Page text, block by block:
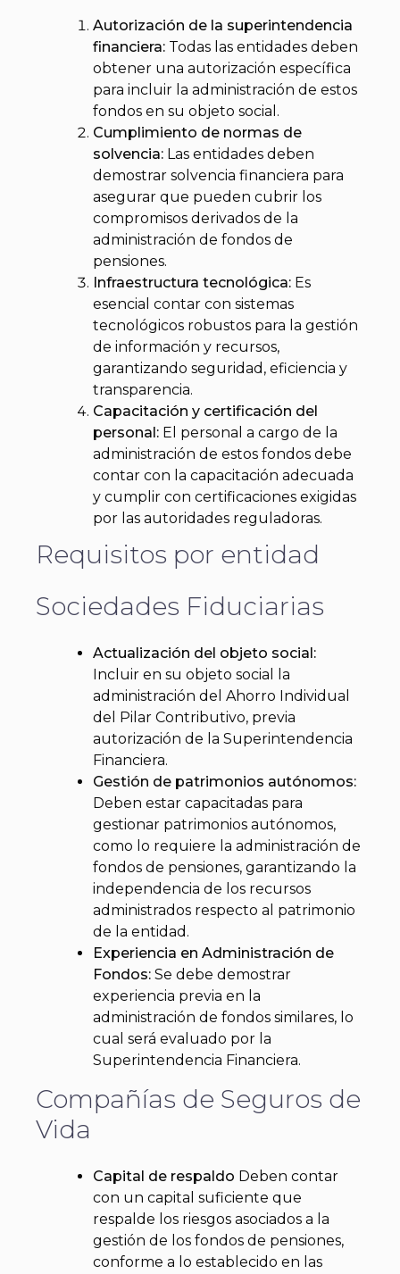
Autorización de la superintendencia
financiera: Todas las entidades deben
obtener una autorización específica
para incluir la administración de estos
fondos en su objeto social.
Cumplimiento de normas de
solvencia: Las entidades deben
demostrar solvencia financiera para
asegurar que pueden cubrir los
compromisos derivados de la
administración de fondos de
pensiones.
Infraestructura tecnológica: Es
esencial contar con sistemas
tecnológicos robustos para la gestión
de información y recursos,
garantizando seguridad, eficiencia y
transparencia.
Capacitación y certificación del
personal: El personal a cargo de la
administración de estos fondos debe
contar con la capacitación adecuada
y cumplir con certificaciones exigidas
por las autoridades reguladoras.
Requisitos por entidad
Sociedades Fiduciarias
Actualización del objeto social:
Incluir en su objeto social la
administración del Ahorro Individual
del Pilar Contributivo, previa
autorización de la Superintendencia
Financiera.
Gestión de patrimonios autónomos:
Deben estar capacitadas para
gestionar patrimonios autónomos,
como lo requiere la administración de
fondos de pensiones, garantizando la
independencia de los recursos
administrados respecto al patrimonio
de la entidad.
Experiencia en Administración de
Fondos: Se debe demostrar
experiencia previa en la
administración de fondos similares, lo
cual será evaluado por la
Superintendencia Financiera.
Compañías de Seguros de
Vida
Capital de respaldo Deben contar
con un capital suficiente que
respalde los riesgos asociados a la
gestión de los fondos de pensiones,
conforme a lo establecido en las